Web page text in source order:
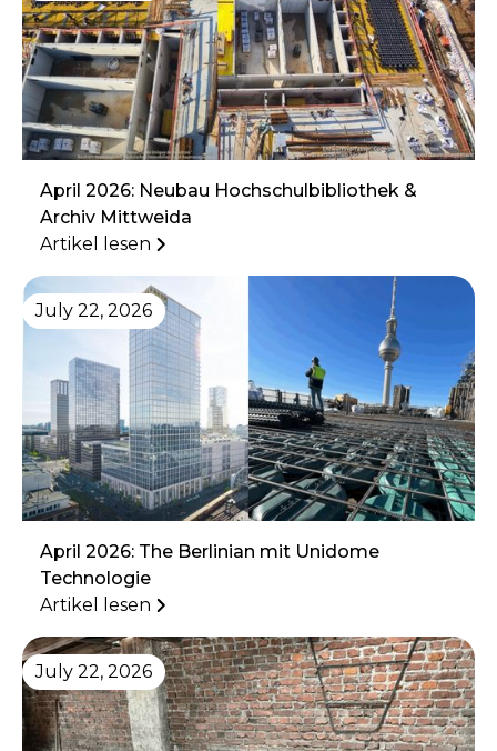
April 2026: Neubau Hochschulbibliothek &
Archiv Mittweida
Artikel lesen
July 22, 2026
April 2026: The Berlinian mit Unidome
Technologie
Artikel lesen
July 22, 2026